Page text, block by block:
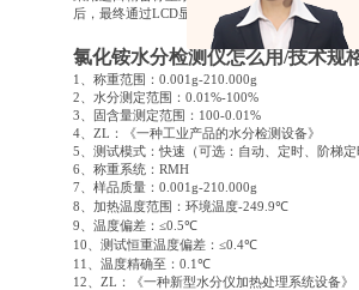
后，最终通过LCD显示屏把测定的水分含量值被
氯化铵水分检测仪怎么用/技术规
1 、称重范围： 0.001g-210.000g
2 、水分测定范围： 0.01%-100%
3 、固含量测定范围： 100-0.01%
4
ZL ：《一种工业产品的水分检测设备》
5 、测试模式：快速（可选：自动、定时、阶梯定
6 、称重系统： RMH
7 、样品质量： 0.001g-210.000g
8 、加热温度范围：环境温度-249.9℃
9 、温度偏差： ≤0.5℃
10 、测试恒重温度偏差： ≤0.4℃
11
、温度精确至： 0.1℃
12
ZL ：《一种新型水分仪加热处理系统设备》